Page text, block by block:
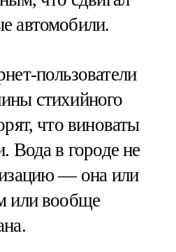
автомобили.
пользователи
стихийного
что виноваты
Вода в городе не
— она или
или вообще